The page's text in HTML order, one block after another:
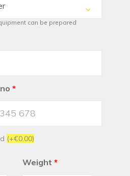
can be prepared
*
(+€0.00)
Weight *